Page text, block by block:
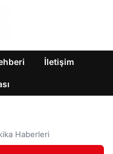
İletişim
Haberleri